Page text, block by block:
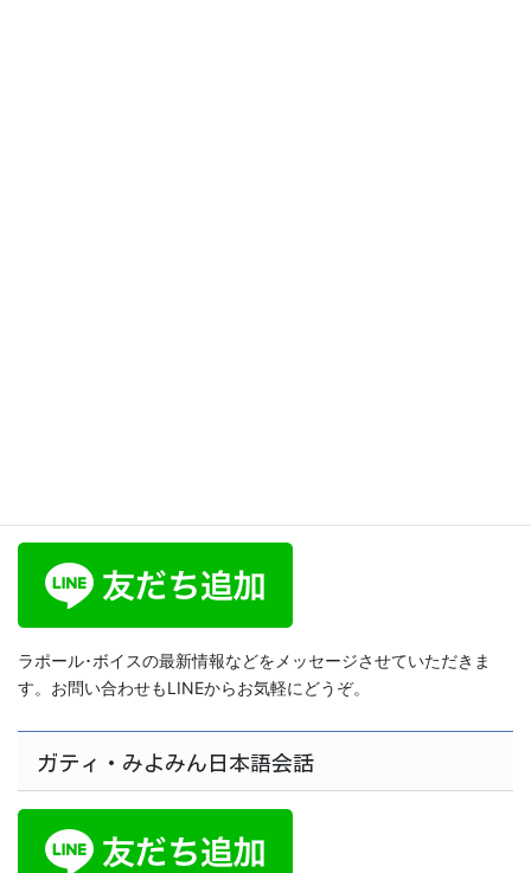
ラポール･ボイスの最新情報などをメッセージさせていただきま
す。お問い合わせもLINEからお気軽にどうぞ。
ガティ・みよみん日本語会話